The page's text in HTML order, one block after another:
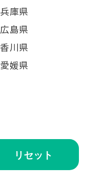
兵庫県
広島県
香川県
愛媛県
リセット